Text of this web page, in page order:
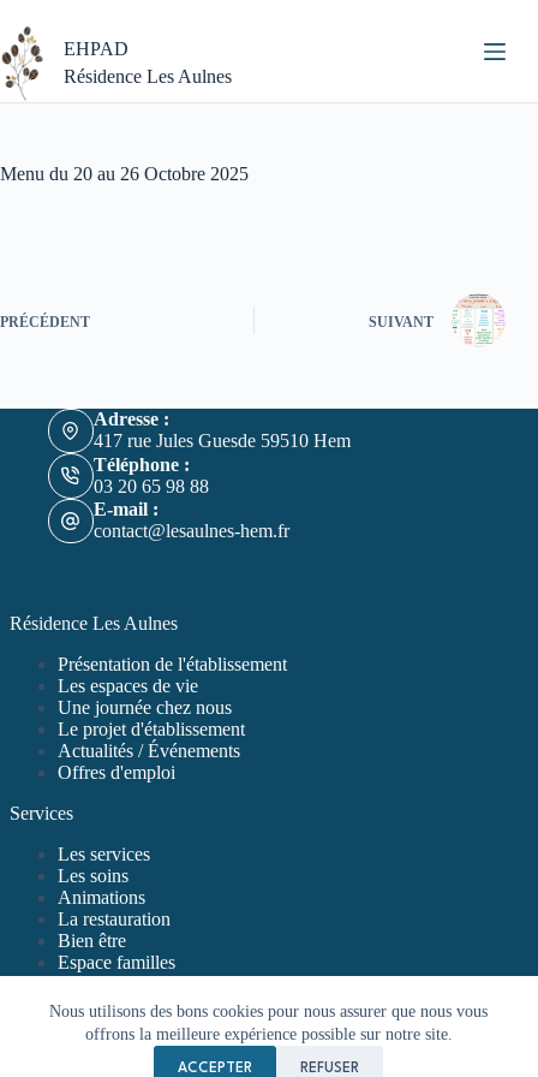
contenu
Nous utilisons des bons cookies pour nous assurer que nous vous
offrons la meilleure expérience possible sur notre site.
ACCEPTER REFUSER
EHPAD
Résidence Les Aulnes
Menu du 20 au 26 Octobre 2025
PRÉCÉDENT SUIVANT
Adresse :
417 rue Jules Guesde 59510 Hem
Téléphone :
03 20 65 98 88
E-mail :
contact@lesaulnes-hem.fr
Résidence Les Aulnes
Présentation de l'établissement
Les espaces de vie
Une journée chez nous
Le projet d'établissement
Actualités / Événements
Offres d'emploi
Services
Les services
Les soins
Animations
La restauration
Bien être
Espace familles